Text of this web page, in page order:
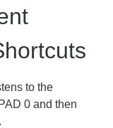
to the
0 and then